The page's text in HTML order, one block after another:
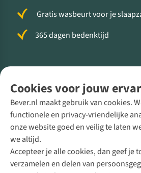
Cookies voor jouw
Bever.nl maakt gebruik van cookies.
functionele en privacy-vriendelijke
onze website goed en veilig te laten
we altijd.
Accepteer je alle cookies, dan geef je
verzamelen en delen van
Gratis wasbeurt voor je
365 dagen bedenktijd
Direct advies van een
+31 (0)85 888 50 88
+31 6 12 28 49 80